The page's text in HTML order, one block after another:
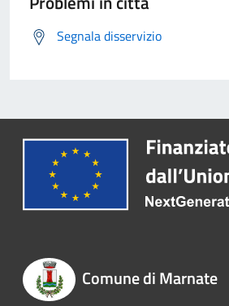
Segnala disservizio
Comune di Marnate